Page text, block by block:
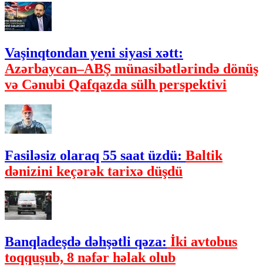
Vaşinqtondan yeni siyasi xətt:
Azərbaycan–ABŞ münasibətlərində dönüş
və Cənubi Qafqazda sülh perspektivi
Fasiləsiz olaraq 55 saat üzdü: Baltik
dənizini keçərək tarixə düşdü
Banqladeşdə dəhşətli qəza: İki avtobus
toqquşub, 8 nəfər həlak olub